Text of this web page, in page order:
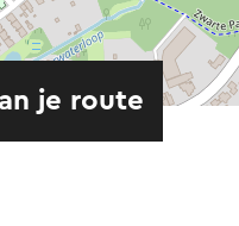
je route